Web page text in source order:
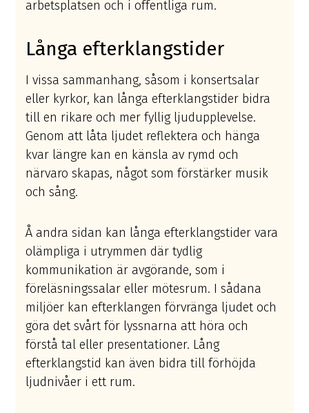
arbetsplatsen och i offentliga rum.
Långa efterklangstider
I vissa sammanhang, såsom i konsertsalar
eller kyrkor, kan långa efterklangstider bidra
till en rikare och mer fyllig ljudupplevelse.
Genom att låta ljudet reflektera och hänga
kvar längre kan en känsla av rymd och
närvaro skapas, något som förstärker musik
och sång.
Å andra sidan kan långa efterklangstider vara
olämpliga i utrymmen där tydlig
kommunikation är avgörande, som i
föreläsningssalar eller mötesrum. I sådana
miljöer kan efterklangen förvränga ljudet och
göra det svårt för lyssnarna att höra och
förstå tal eller presentationer. Lång
efterklangstid kan även bidra till förhöjda
ljudnivåer i ett rum.